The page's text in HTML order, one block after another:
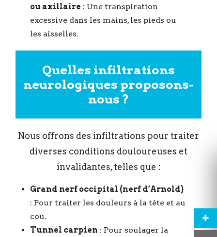
ou axillaire : Une transpiration
excessive dans les mains, les pieds ou
les aisselles.
Quelles infiltrations
neurologiques proposons-
nous ?
Nous offrons des infiltrations pour traiter
diverses conditions douloureuses et
invalidantes, telles que :
Grand nerf occipital (nerf d’Arnold)
: Pour traiter les douleurs à la tête et au
cou.
Tunnel carpien : Pour soulager la